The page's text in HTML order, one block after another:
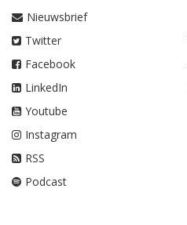
Nieuwsbrief
Twitter
Facebook
LinkedIn
Youtube
Instagram
RSS
Podcast